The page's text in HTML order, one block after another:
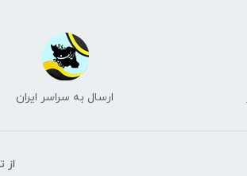
ارسال به سراسر ایران
از